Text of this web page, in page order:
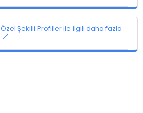
Özel Şekilli Profiller ile ilgili daha fazla